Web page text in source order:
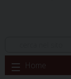
Skip
to
Home